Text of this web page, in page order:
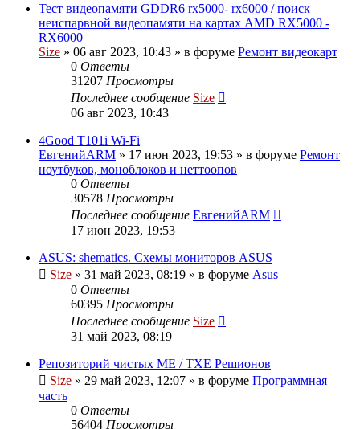
Тест видеопамяти GDDR6 rx5000- rx6000 / поиск
неиспарвной видеопамяти на картах AMD RX5000 -
RX6000
Size » 06 авг 2023, 10:43 » в форуме Ремонт видеокарт
0 Ответы
31207 Просмотры
Последнее сообщение Size
06 авг 2023, 10:43
4Good T101i Wi-Fi
ЕвгенийARM » 17 июн 2023, 19:53 » в форуме Ремонт
ноутбуков, моноблоков и неттоопов
0 Ответы
30578 Просмотры
Последнее сообщение ЕвгенийARM
17 июн 2023, 19:53
ASUS: shematics. Схемы мониторов ASUS
Size » 31 май 2023, 08:19 » в форуме Asus
0 Ответы
60395 Просмотры
Последнее сообщение Size
31 май 2023, 08:19
Репозиторий чистых ME / TXE Решионов
Size » 29 май 2023, 12:07 » в форуме Программная
часть
0 Ответы
56404 Просмотры